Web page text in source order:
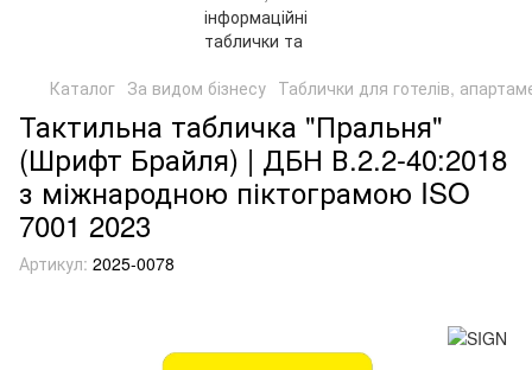
Каталог За видом бізнесу Таблички для готелів,
Тактильна табличка "Пральня"
(Шрифт Брайля) | ДБН В.2.2-40:2018
з міжнародною піктограмою ISO
7001 2023
Артикул: 2025-0078